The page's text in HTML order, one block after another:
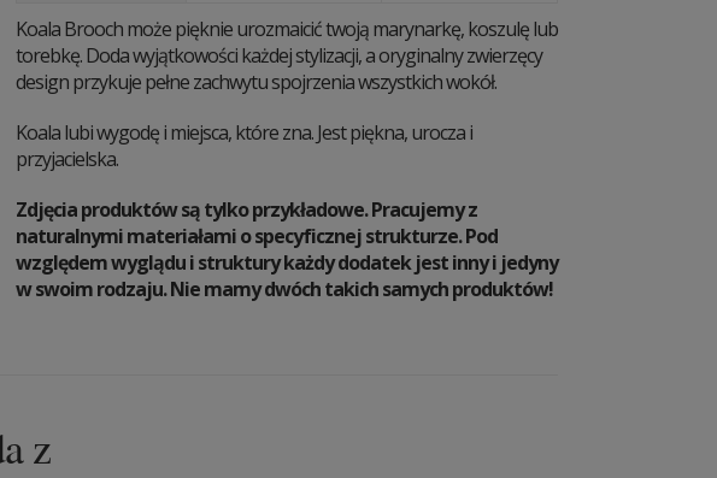
Koala Brooch może pięknie urozmaicić twoją marynarkę, koszulę lub
torebkę. Doda wyjątkowości każdej stylizacji, a oryginalny zwierzęcy
design przykuje pełne zachwytu spojrzenia wszystkich wokół.
Koala lubi wygodę i miejsca, które zna. Jest piękna, urocza i
przyjacielska.
Zdjęcia produktów są tylko przykładowe. Pracujemy z
naturalnymi materiałami o specyficznej strukturze. Pod
względem wyglądu i struktury każdy dodatek jest inny i jedyny
w swoim rodzaju. Nie mamy dwóch takich samych produktów!
z